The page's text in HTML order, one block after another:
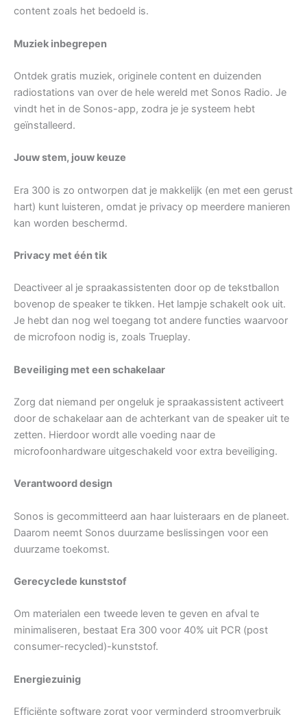
content zoals het bedoeld is.
Muziek inbegrepen
Ontdek gratis muziek, originele content en duizenden
radiostations van over de hele wereld met Sonos Radio. Je
vindt het in de Sonos-app, zodra je je systeem hebt
geïnstalleerd.
Jouw stem, jouw keuze
Era 300 is zo ontworpen dat je makkelijk (en met een gerust
hart) kunt luisteren, omdat je privacy op meerdere manieren
kan worden beschermd.
Privacy met één tik
Deactiveer al je spraakassistenten door op de tekstballon
bovenop de speaker te tikken. Het lampje schakelt ook uit.
Je hebt dan nog wel toegang tot andere functies waarvoor
de microfoon nodig is, zoals Trueplay.
Beveiliging met een schakelaar
Zorg dat niemand per ongeluk je spraakassistent activeert
door de schakelaar aan de achterkant van de speaker uit te
zetten. Hierdoor wordt alle voeding naar de
microfoonhardware uitgeschakeld voor extra beveiliging.
Verantwoord design
Sonos is gecommitteerd aan haar luisteraars en de planeet.
Daarom neemt Sonos duurzame beslissingen voor een
duurzame toekomst.
Gerecyclede kunststof
Om materialen een tweede leven te geven en afval te
minimaliseren, bestaat Era 300 voor 40% uit PCR (post
consumer-recycled)-kunststof.
Energiezuinig
Efficiënte software zorgt voor verminderd stroomverbruik